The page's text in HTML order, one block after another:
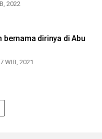
2022
bernama dirinya di Abu
WIB, 2021